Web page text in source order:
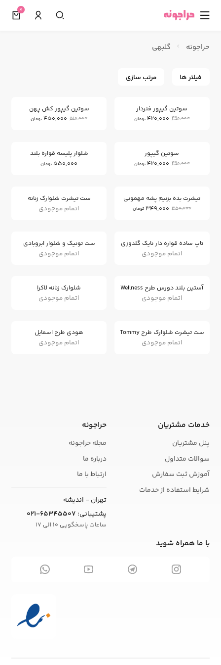
☰
0
حراجونه گلبهی
فیلتر ها مرتب سازی
سوتین گیپور فنردار
490,000
420,000 تومان
سوتین گیپور کش پهن
510,000
450,000 تومان
سوتین گیپور
490,000
420,000 تومان
شلوار پلیسه قواره بلند
550,000 تومان
تیشرت بده بزنیم پشه مهمونی
350,000
349,000 تومان
ست تیشرت شلوارک زنانه
اتمام موجودی
تاپ ساده قواره دار نایک گلدوزی
اتمام موجودی
ست تونیک و شلوار ابروبادی
اتمام موجودی
آستین بلند دورس طرح Wellness
اتمام موجودی
شلوارک زنانه لاکرا
اتمام موجودی
ست تیشرت شلوارک طرح Tommy
اتمام موجودی
هودی طرح اسمایل
اتمام موجودی
خدمات مشتریان
پنل مشتریان
سوالات متداول
آموزش ثبت سفارش
شرایط استفاده از خدمات
حراجونه
مجله حراجونه
درباره ما
ارتباط با ما
تهران - اندیشه
پشتیبانی: 021-65345507
ساعات پاسخگویی 10 الی 17
با ما همراه شوید